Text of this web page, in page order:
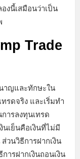
งนี้เสมือนว่าเป็น
Trade
าญและทักษะใน
รดจริง และเริ่มทำ
ารลงทุนเทรด
นเย็นคือเงินที่ไม่มี
วนวิธีการฝากเงิน
ารฝากเงินถอนเงิน